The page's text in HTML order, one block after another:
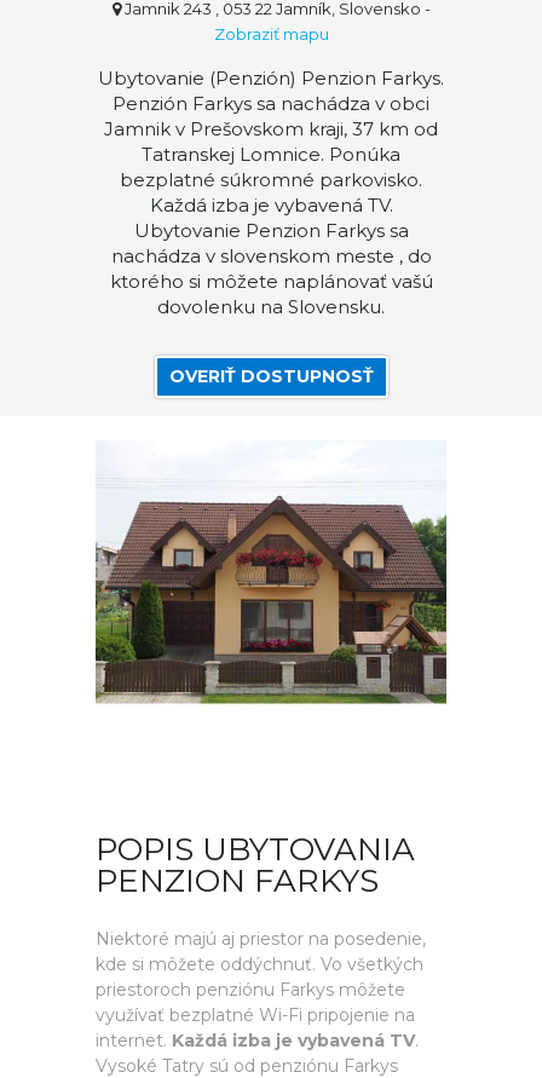
Jamnik 243 , 053 22 Jamník, Slovensko -
Zobraziť mapu
Ubytovanie (Penzión) Penzion Farkys.
Penzión Farkys sa nachádza v obci
Jamnik v Prešovskom kraji, 37 km od
Tatranskej Lomnice. Ponúka
bezplatné súkromné parkovisko.
Každá izba je vybavená TV.
Ubytovanie Penzion Farkys sa
nachádza v slovenskom meste , do
ktorého si môžete naplánovať vašú
dovolenku na Slovensku.
OVERIŤ DOSTUPNOSŤ
POPIS UBYTOVANIA
PENZION FARKYS
Niektoré majú aj priestor na posedenie,
kde si môžete oddýchnuť. Vo všetkých
priestoroch penziónu Farkys môžete
využívať bezplatné Wi-Fi pripojenie na
internet. Každá izba je vybavená TV.
Vysoké Tatry sú od penziónu Farkys